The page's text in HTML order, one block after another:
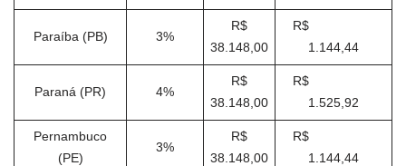
Paraíba (PB) 3%
R$
38.148,00
R$
1.144,44
Paraná (PR) 4%
R$
38.148,00
R$
1.525,92
Pernambuco
(PE)
3%
R$
38.148,00
R$
1.144,44